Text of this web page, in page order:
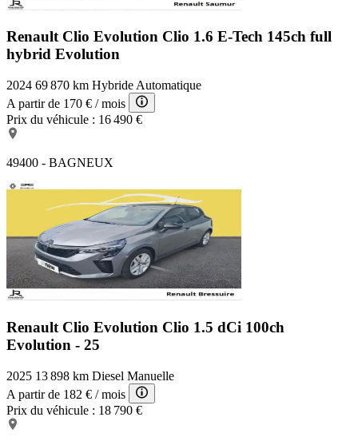
Renault Clio Evolution Clio 1.6 E-Tech 145ch full
hybrid Evolution
2024 69 870 km Hybride Automatique
A partir de 170 € / mois
Prix du véhicule : 16 490 €
49400 - BAGNEUX
Renault Clio Evolution Clio 1.5 dCi 100ch
Evolution - 25
2025 13 898 km Diesel Manuelle
A partir de 182 € / mois
Prix du véhicule : 18 790 €